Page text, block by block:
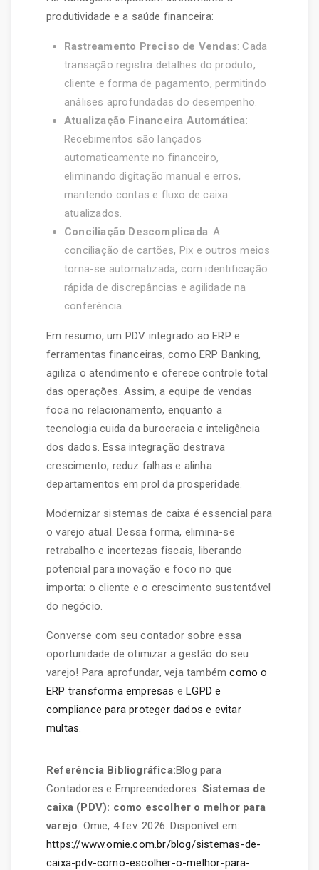
produtividade e a saúde financeira:
Rastreamento Preciso de Vendas: Cada
transação registra detalhes do produto,
cliente e forma de pagamento, permitindo
análises aprofundadas do desempenho.
Atualização Financeira Automática:
Recebimentos são lançados
automaticamente no financeiro,
eliminando digitação manual e erros,
mantendo contas e fluxo de caixa
atualizados.
Conciliação Descomplicada: A
conciliação de cartões, Pix e outros meios
torna-se automatizada, com identificação
rápida de discrepâncias e agilidade na
conferência.
Em resumo, um PDV integrado ao ERP e
ferramentas financeiras, como ERP Banking,
agiliza o atendimento e oferece controle total
das operações. Assim, a equipe de vendas
foca no relacionamento, enquanto a
tecnologia cuida da burocracia e inteligência
dos dados. Essa integração destrava
crescimento, reduz falhas e alinha
departamentos em prol da prosperidade.
Modernizar sistemas de caixa é essencial para
o varejo atual. Dessa forma, elimina-se
retrabalho e incertezas fiscais, liberando
potencial para inovação e foco no que
importa: o cliente e o crescimento sustentável
do negócio.
Converse com seu contador sobre essa
oportunidade de otimizar a gestão do seu
varejo! Para aprofundar, veja tambémcomo o
ERP transforma empresas eLGPD e
compliance para proteger dados e evitar
multas.
Referência Bibliográfica:Blog para
Contadores e Empreendedores. Sistemas de
caixa (PDV): como escolher o melhor para
varejo. Omie, 4 fev. 2026. Disponível em:
https://www.omie.com.br/blog/sistemas-de-
caixa-pdv-como-escolher-o-melhor-para-